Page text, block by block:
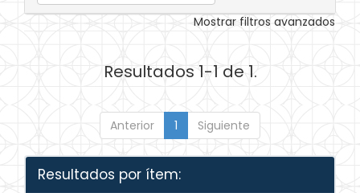
Mostrar filtros avanzados
Resultados 1-1 de 1.
Anterior 1 Siguiente
Resultados por ítem: